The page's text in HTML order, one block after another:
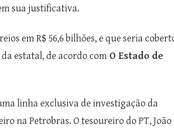
sua justificativa.
em R$ 56,6 bilhões, e que seria
estatal, de acordo com O Estado de
linha exclusiva de investigação da
na Petrobras. O tesoureiro do PT, João